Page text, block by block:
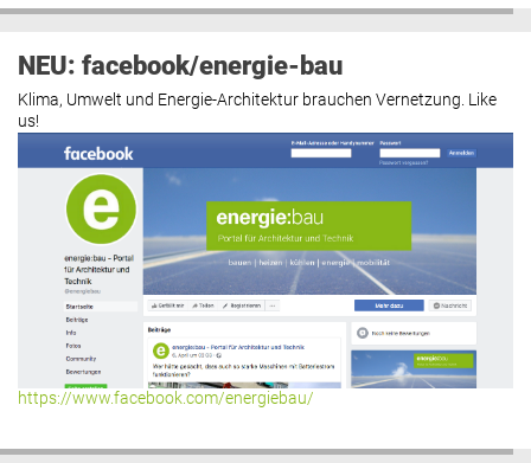
NEU: facebook/energie-bau
Klima, Umwelt und Energie-Architektur brauchen Vernetzung. Like
us!
https://www.facebook.com/energiebau/